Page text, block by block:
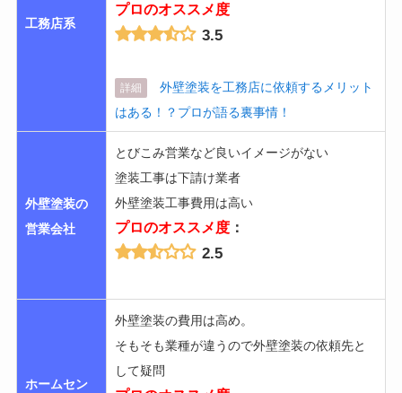
工務店系
プロのオススメ度
3.5
詳細
外壁塗装を工務店に依頼するメリット
はある！？プロが語る裏事情！
外壁塗装の
営業会社
とびこみ営業など良いイメージがない
塗装工事は下請け業者
外壁塗装工事費用は高い
プロのオススメ度：
2.5
ホームセン
外壁塗装の費用は高め。
そもそも業種が違うので外壁塗装の依頼先と
して疑問